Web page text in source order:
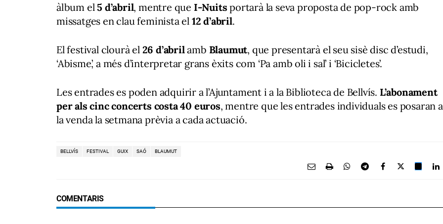
àlbum el 5 d’abril, mentre que I-Nuits portarà la seva proposta de pop-rock amb
missatges en clau feminista el 12 d’abril.
El festival clourà el 26 d’abrilamb Blaumut, que presentarà el seu sisè disc d’estudi,
‘Abisme’, a més d’interpretar grans èxits com ‘Pa amb oli i sal’ i ‘Bicicletes’.
Les entrades es poden adquirir a l’Ajuntament i a la Biblioteca de Bellvís. L’abonament
per als cinc concerts costa 40 euros, mentre que les entrades individuals es posaran a
la venda la setmana prèvia a cada actuació.
BELLVÍS FESTIVAL GUIX SAÓ BLAUMUT
COMENTARIS